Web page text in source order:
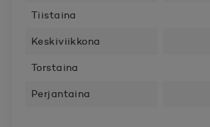
Tiistaina
Keskiviikkona
Torstaina
Perjantaina